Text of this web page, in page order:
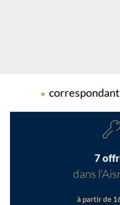
Chargement...
7
dans
à partir de